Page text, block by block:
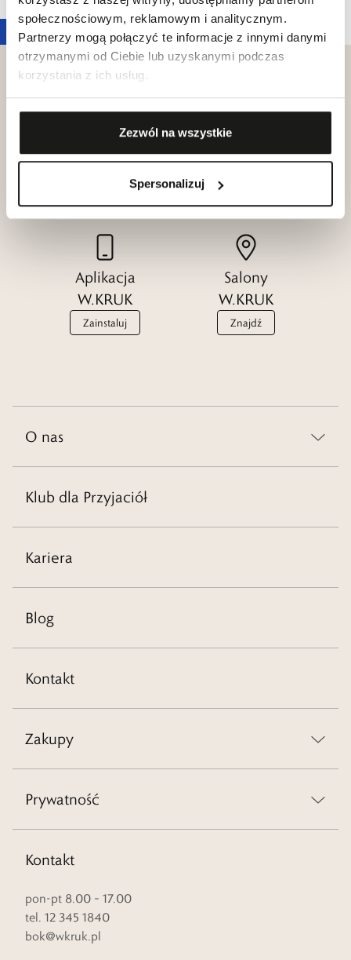
społecznościowym, reklamowym i analitycznym.
Partnerzy mogą połączyć te informacje z innymi danymi
otrzymanymi od Ciebie lub uzyskanymi podczas
korzystania z ich usług.
Zezwól na wszystkie
Spersonalizuj
Klub dla
Przyjaciół
W.KRUK
Katalogi
W.KRUK
Aplikacja
W.KRUK
Zainstaluj
Salony
W.KRUK
Znajdź
O nas
Klub dla Przyjaciół
Kariera
Blog
Kontakt
Zakupy
Prywatność
Kontakt
pon-pt 8.00 – 17.00
tel. 12 345 1840
bok@wkruk.pl